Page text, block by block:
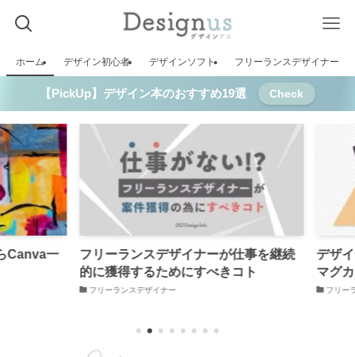
ホーム デザイン初心者 デザインソフト フリーランスデザイナー
【PickUp】デザイン本のおすすめ19選 Check
一
フリーランスデザイナーが仕事を継続
的に獲得するためにすべきコト
フリーランスデザイナー
デザイ
マグカ
フリーラ